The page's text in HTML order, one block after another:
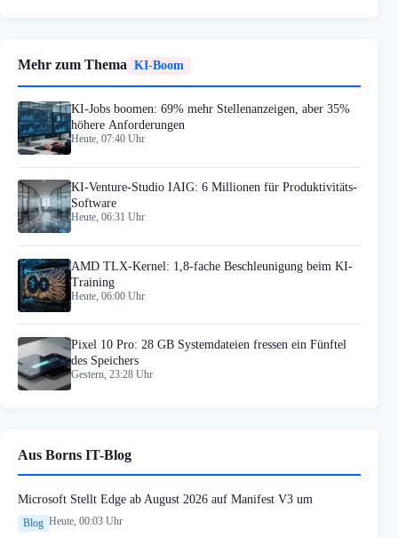
Mehr zum Thema KI-Boom
KI-Jobs boomen: 69% mehr Stellenanzeigen, aber 35%
höhere Anforderungen
Heute, 07:40 Uhr
KI-Venture-Studio IAIG: 6 Millionen für Produktivitäts-
Software
Heute, 06:31 Uhr
AMD TLX-Kernel: 1,8-fache Beschleunigung beim KI-
Training
Heute, 06:00 Uhr
Pixel 10 Pro: 28 GB Systemdateien fressen ein Fünftel
des Speichers
Gestern, 23:28 Uhr
Aus Borns IT-Blog
Microsoft Stellt Edge ab August 2026 auf Manifest V3 um
Blog Heute, 00:03 Uhr